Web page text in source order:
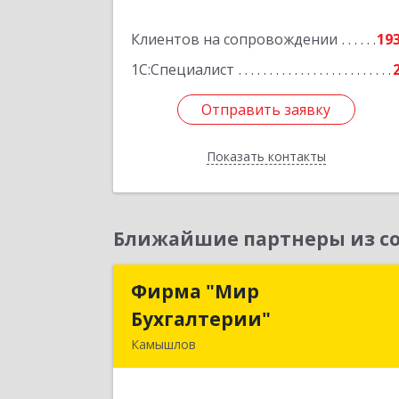
Клиентов на сопровождении
1С:Специалист
Отправить заявку
Показать контакты
Отправить заявку
Назад
Ближайшие партнеры из
Фирма "Мир
Бухгалтерии"
Камышлов
Бухгалтерии"